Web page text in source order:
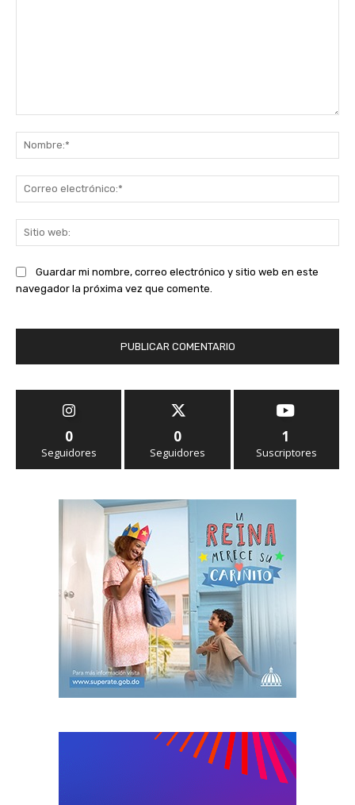
Guardar mi nombre, correo electrónico y sitio web en este
navegador la próxima vez que comente.
0
Seguidores
0
Seguidores
1
Suscriptores